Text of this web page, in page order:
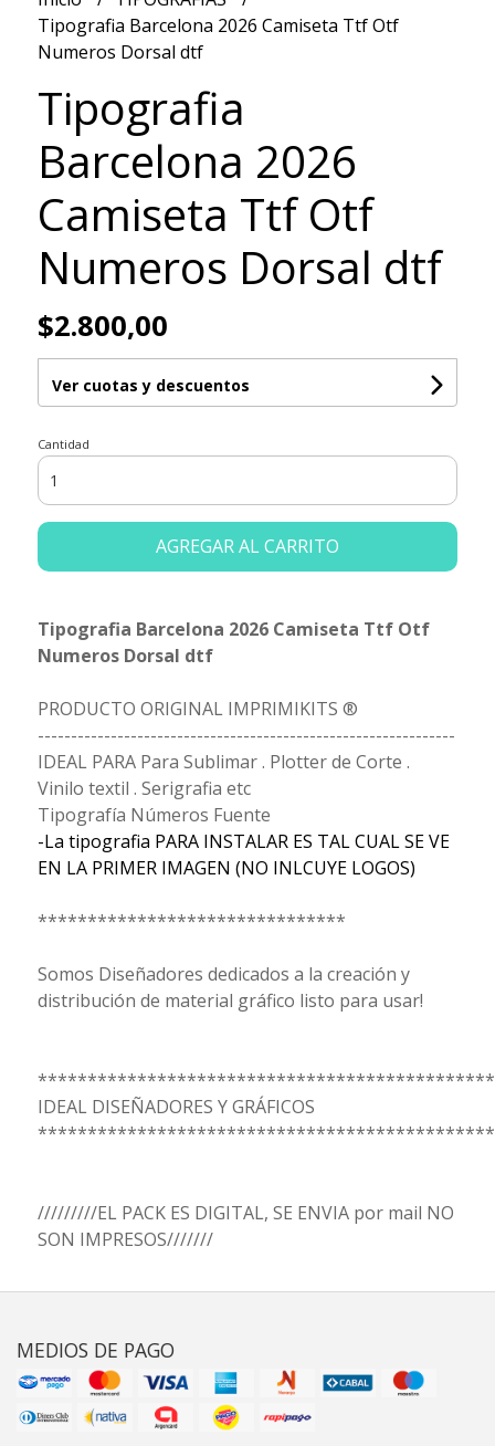
Tipografia Barcelona 2026 Camiseta Ttf Otf
Numeros Dorsal dtf
Tipografia
Barcelona 2026
Camiseta Ttf Otf
Numeros Dorsal dtf
$2.800,00
Ver cuotas y descuentos
Cantidad
AGREGAR AL CARRITO
Tipografia Barcelona 2026 Camiseta Ttf Otf
Numeros Dorsal dtf
PRODUCTO ORIGINAL IMPRIMIKITS ®
---------------------------------------------------------------
IDEAL PARA Para Sublimar . Plotter de Corte .
Vinilo textil . Serigrafia etc
Tipografía Números Fuente
-La tipografia PARA INSTALAR ES TAL CUAL SE VE
EN LA PRIMER IMAGEN (NO INLCUYE LOGOS)
*******************************
Somos Diseñadores dedicados a la creación y
distribución de material gráfico listo para usar!
IDEAL DISEÑADORES Y GRÁFICOS
/////////EL PACK ES DIGITAL, SE ENVIA por mail NO
SON IMPRESOS///////
MEDIOS DE PAGO